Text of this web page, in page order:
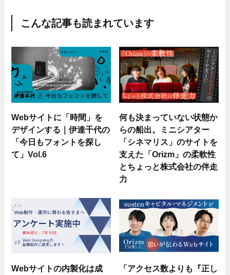
こんな記事も読まれています
Webサイトに「時間」を
デザインする｜伊達千代の
「今日もフォントを探し
て」Vol.6
何も決まっていない状態か
らの船出。ミニシアター
「シネマリス」のサイトを
支えた「Orizm」の柔軟性
とちょっと株式会社の伴走
力
Webサイトの内製化は成
「アクセス数よりも『正し